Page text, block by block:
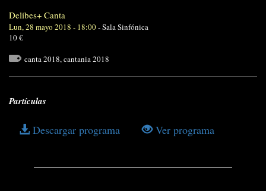
Delibes+ Canta
Lun, 28 mayo 2018 - 18:00-Sala Sinfónica
10 €
canta 2018,cantania 2018
Partículas
Descargar programa Ver programa